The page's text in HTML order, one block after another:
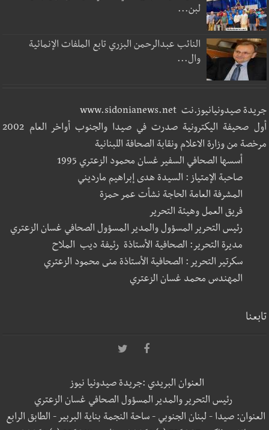
لبن...
النائب عبدالرحمن البزري تابع الملفات الإنمائية
وال...
جريدة صيدونيانيوز.نت www.sidonianews.net
أول صحيفة اليكترونية صدرت في صيدا والجنوب أواخر العام 2002
مرخصة من وزارة الاعلام ونقابة الصحافة اللبنانية
أسسها الصحافي السفير غسان محمود الزعتري 1995
صاحبة الإمتياز : السيدة هدى إبراهيم مارديني
المشرفة العامة الحاجة نشأت عمر حمزة
فريق العمل وهيئة التحرير
رئيس التحرير المسؤول والمدير المسؤول الصحافي غسان الزعتري
مديرة التحرير: الصحافية الأستاذة رئيفة ديب الملاح
سكرتير التحرير : الصحافية الأستاذة منى محمود الزعتري
المهندس محمد غسان الزعتري
تابعنا
العنوان البريدي :جريدة صيدونيا نيوز
رئيس التحرير والمدير المسؤول الصحافي غسان الزعتري
العنوان: صيدا - لبنان الجنوبي - ساحة النجمة بناية البربير - الطابق الرابع